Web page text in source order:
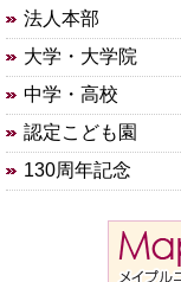
法人本部
大学・大学院
中学・高校
認定こども園
130周年記念